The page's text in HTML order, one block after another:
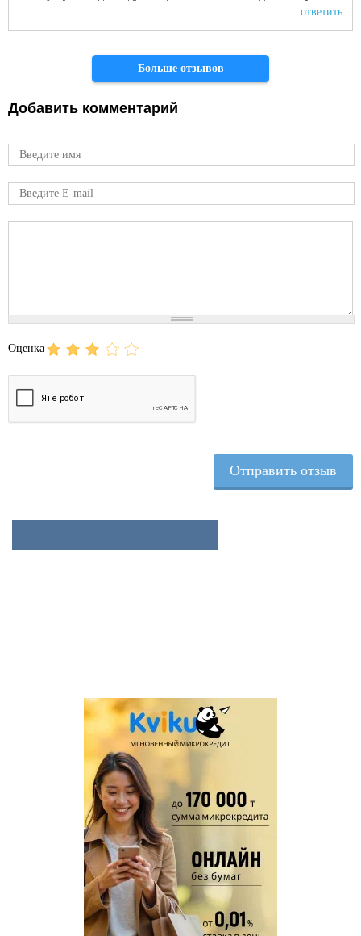
ответить
Больше отзывов
Добавить комментарий
Имя
E-mail
Оценка